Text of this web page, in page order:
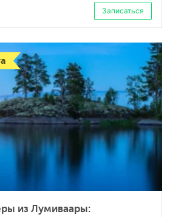
Записаться
из Лумиваары: